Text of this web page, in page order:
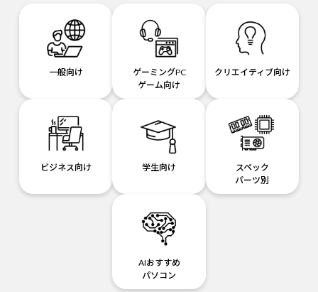
一般向け
ゲーミングPC
ゲーム向け
クリエイティブ向け
ビジネス向け 学生向け
スペック
パーツ別
AIおすすめ
パソコン